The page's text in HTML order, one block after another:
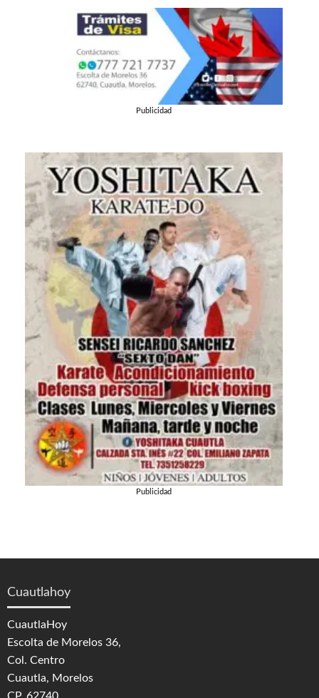
Publicidad
Publicidad
Cuautlahoy
CuautlaHoy
Escolta de Morelos 36,
Col. Centro
Cuautla, Morelos